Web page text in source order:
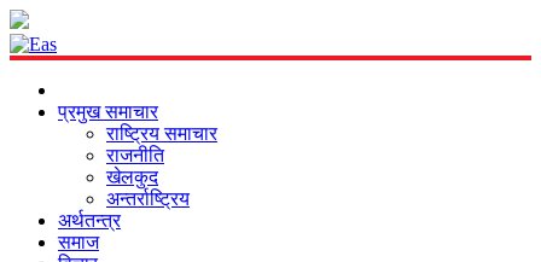
प्रमुख समाचार
राष्ट्रिय समाचार
राजनीति
खेलकुद
अन्तर्राष्ट्रिय
अर्थतन्त्र
समाज